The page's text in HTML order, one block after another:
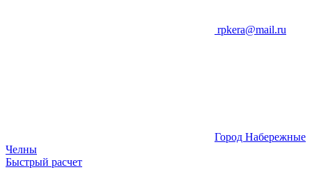
rpkera@mail.ru
Город Набережные
Челны
Быстрый расчет